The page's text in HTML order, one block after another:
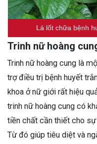
Lá lốt chữa bệnh
Trinh nữ hoàng
Trinh nữ hoàng cung là
trợ điều trị bệnh huyết
khoa ở nữ giới rất hiệu
trinh nữ hoàng cung có
tiền chất cần thiết cho
Từ đó giúp tiêu diệt và